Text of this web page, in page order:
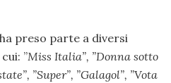
preso parte a diversi
”Miss Italia”, ”Donna sotto
”Super”, ”Galagol”, ”Vota